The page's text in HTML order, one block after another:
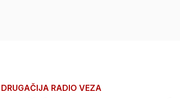
DRUGAČIJA RADIO VEZA